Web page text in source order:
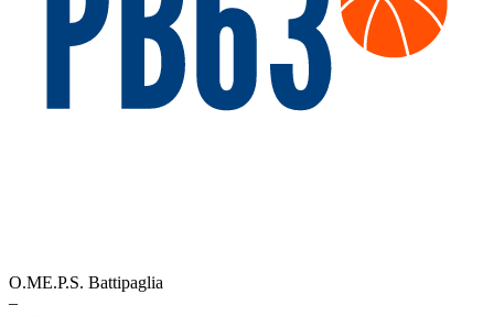
O.ME.P.S. Battipaglia
–